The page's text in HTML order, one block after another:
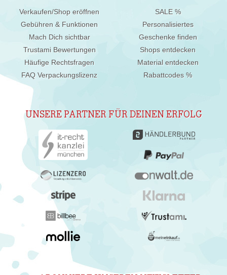
Verkaufen/Shop eröffnen
Gebühren & Funktionen
Mach Dich sichtbar
Trustami Bewertungen
Häufige Rechtsfragen
FAQ Verpackungslizenz
SALE %
Personalisiertes
Geschenke finden
Shops entdecken
Material entdecken
Rabattcodes %
UNSERE PARTNER FÜR DEINEN ERFOLG